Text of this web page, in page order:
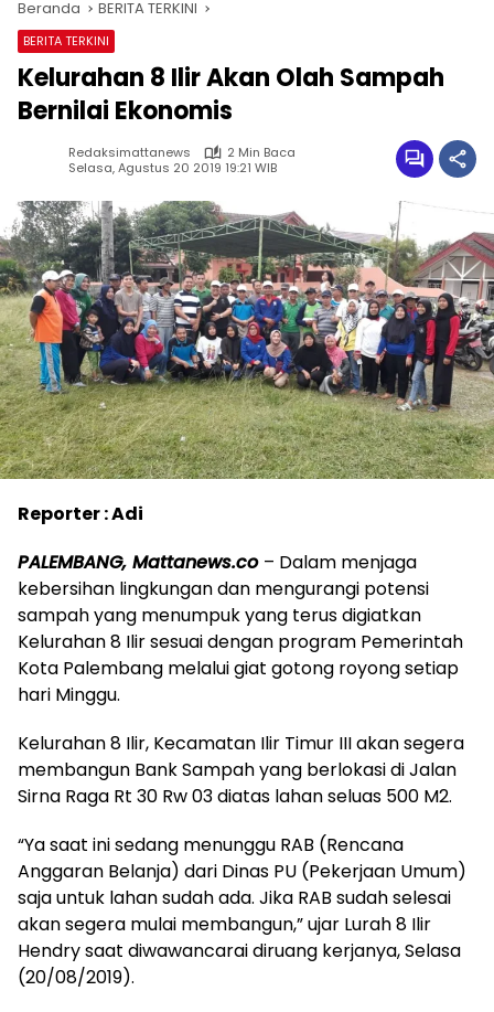
Beranda BERITA TERKINI
BERITA TERKINI
Kelurahan 8 Ilir Akan Olah Sampah
Bernilai Ekonomis
Redaksimattanews
2 Min Baca
Selasa, Agustus 20 2019 19:21 WIB
Reporter : Adi
PALEMBANG, Mattanews.co – Dalam menjaga
kebersihan lingkungan dan mengurangi potensi
sampah yang menumpuk yang terus digiatkan
Kelurahan 8 Ilir sesuai dengan program Pemerintah
Kota Palembang melalui giat gotong royong setiap
hari Minggu.
Kelurahan 8 Ilir, Kecamatan Ilir Timur III akan segera
membangun Bank Sampah yang berlokasi di Jalan
Sirna Raga Rt 30 Rw 03 diatas lahan seluas 500 M2.
“Ya saat ini sedang menunggu RAB (Rencana
Anggaran Belanja) dari Dinas PU (Pekerjaan Umum)
saja untuk lahan sudah ada. Jika RAB sudah selesai
akan segera mulai membangun,” ujar Lurah 8 Ilir
Hendry saat diwawancarai diruang kerjanya, Selasa
(20/08/2019).